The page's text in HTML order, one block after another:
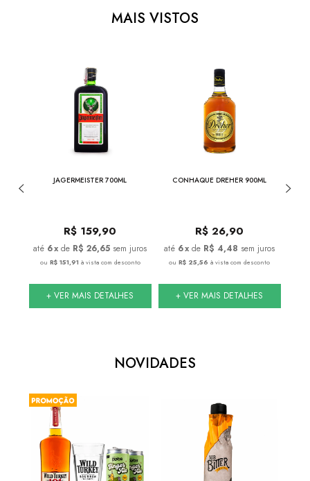
MAIS VISTOS
JAGERMEISTER 700ML
R$ 159,90
6x de R$ 26,65 sem juros
ou R$ 151,91 à vista com desconto
+ VER MAIS DETALHES
CONHAQUE DREHER 900ML
R$ 26,90
6x de R$ 4,48 sem juros
ouR$ 25,56 à vista com desconto
+ VER MAIS DETALHES
NOVIDADES